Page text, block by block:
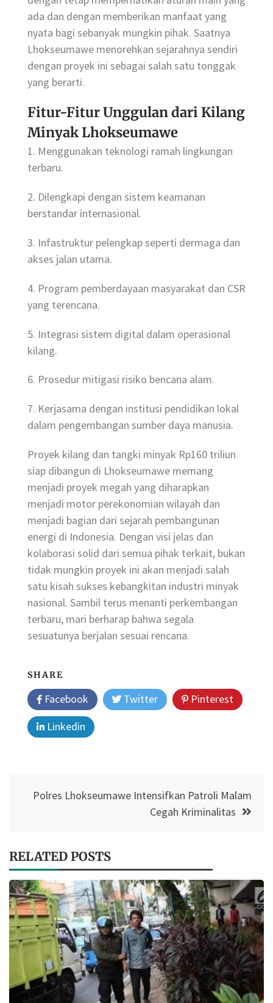
ada dan dengan memberikan manfaat yang
nyata bagi sebanyak mungkin pihak. Saatnya
Lhokseumawe menorehkan sejarahnya sendiri
dengan proyek ini sebagai salah satu tonggak
yang berarti.
Fitur-Fitur Unggulan dari Kilang
Minyak Lhokseumawe
1. Menggunakan teknologi ramah lingkungan
terbaru.
2. Dilengkapi dengan sistem keamanan
berstandar internasional.
3. Infastruktur pelengkap seperti dermaga dan
akses jalan utama.
4. Program pemberdayaan masyarakat dan CSR
yang terencana.
5. Integrasi sistem digital dalam operasional
kilang.
6. Prosedur mitigasi risiko bencana alam.
7. Kerjasama dengan institusi pendidikan lokal
dalam pengembangan sumber daya manusia.
Proyek kilang dan tangki minyak Rp160 triliun
siap dibangun di Lhokseumawe memang
menjadi proyek megah yang diharapkan
menjadi motor perekonomian wilayah dan
menjadi bagian dari sejarah pembangunan
energi di Indonesia. Dengan visi jelas dan
kolaborasi solid dari semua pihak terkait, bukan
tidak mungkin proyek ini akan menjadi salah
satu kisah sukses kebangkitan industri minyak
nasional. Sambil terus menanti perkembangan
terbaru, mari berharap bahwa segala
sesuatunya berjalan sesuai rencana.
SHARE
Facebook Twitter
Pinterest
Linkedin
Polres Lhokseumawe Intensifkan Patroli Malam
Cegah Kriminalitas
RELATED POSTS